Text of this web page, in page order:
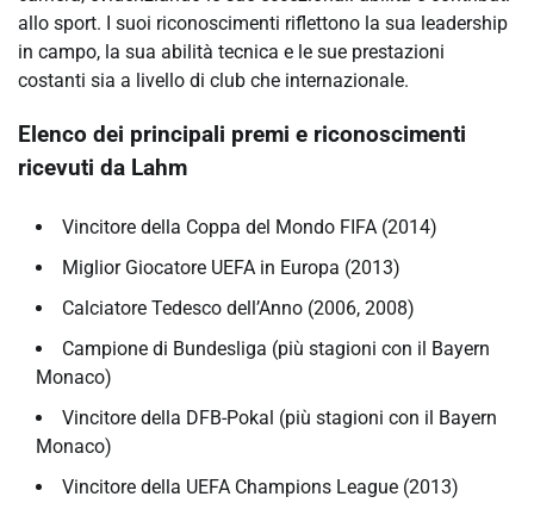
allo sport. I suoi riconoscimenti riflettono la sua leadership
in campo, la sua abilità tecnica e le sue prestazioni
costanti sia a livello di club che internazionale.
Elenco dei principali premi e riconoscimenti
ricevuti da Lahm
Vincitore della Coppa del Mondo FIFA (2014)
Miglior Giocatore UEFA in Europa (2013)
Calciatore Tedesco dell’Anno (2006, 2008)
Campione di Bundesliga (più stagioni con il Bayern
Monaco)
Vincitore della DFB-Pokal (più stagioni con il Bayern
Monaco)
Vincitore della UEFA Champions League (2013)